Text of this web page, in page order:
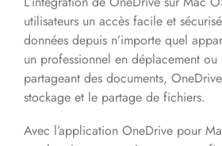
utilisateurs un accès facile et
données depuis n’importe quel
un professionnel en déplacement ou
partageant des documents,
stockage et le partage de fichiers.
Avec l’application OneDrive pour